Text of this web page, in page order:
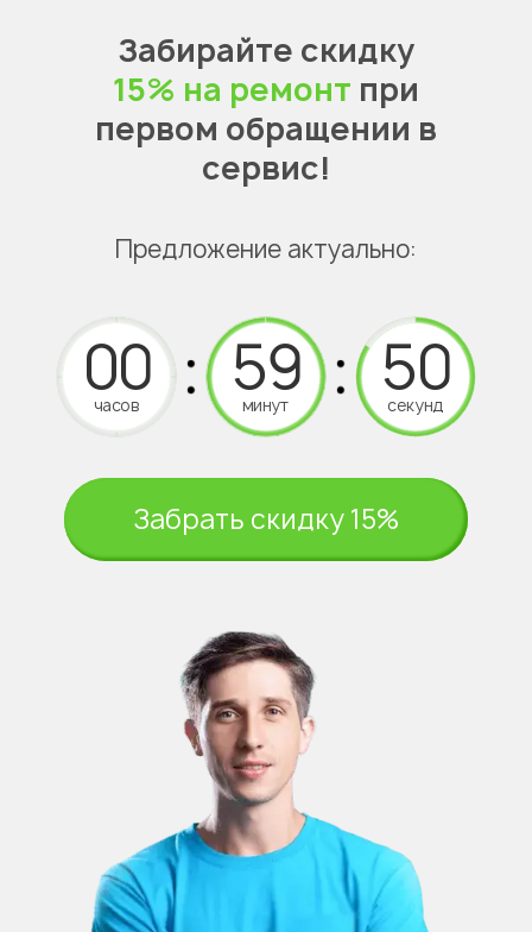
Забирайте скидку
15% на ремонт при
первом обращении в
сервис!
Предложение актуально:
часов минут секунд
Забрать скидку 15%